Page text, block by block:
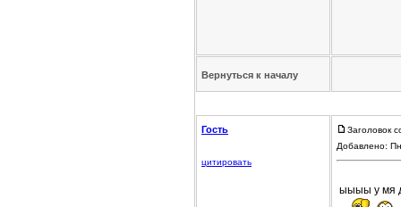
Вернуться к началу
Гость
цитировать
Заголовок
Добавлено:
ыыыы у мя